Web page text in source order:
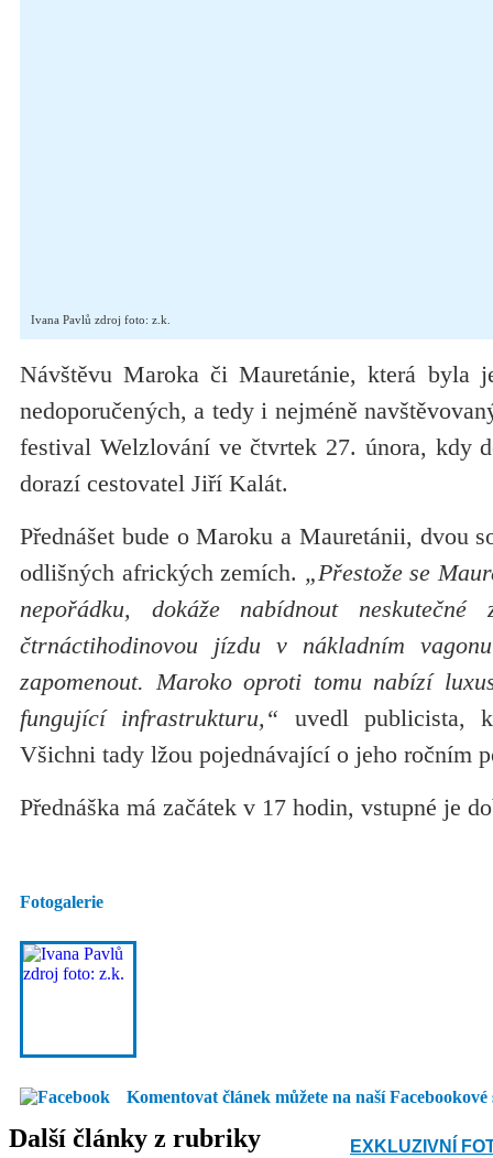
Ivana Pavlů zdroj foto: z.k.
Návštěvu Maroka či Mauretánie, která byla
nedoporučených, a tedy i nejméně
festival Welzlování ve čtvrtek 27. února, kdy
dorazí cestovatel Jiří Kalát.
Přednášet bude o Maroku a Mauretánii, dvou
odlišných afrických zemích. „Přestože se
nepořádku, dokáže nabídnout
čtrnáctihodinovou jízdu v nákladním
zapomenout. Maroko oproti tomu nabízí
fungující infrastrukturu,“ uvedl publicista,
Všichni tady lžou pojednávající o jeho ročním
Přednáška má začátek v 17 hodin, vstupné je
Fotogalerie
Komentovat článek můžete na naší Facebookové
Další články z rubriky EXKLUZIVNÍ